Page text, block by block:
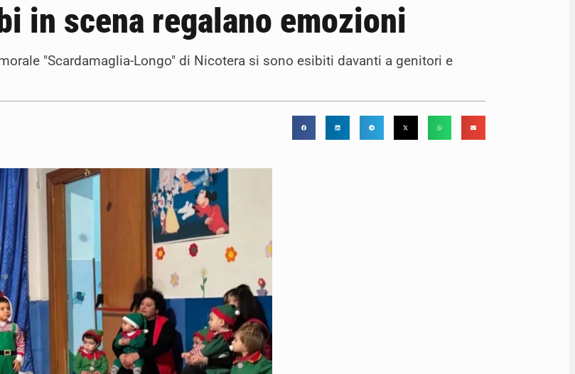
in scena regalano emozioni
"Scardamaglia-Longo" di Nicotera si sono esibiti davanti a genitori e